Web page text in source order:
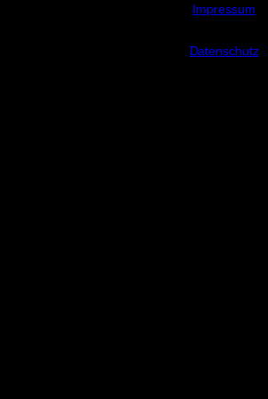
Impressum
Datenschutz